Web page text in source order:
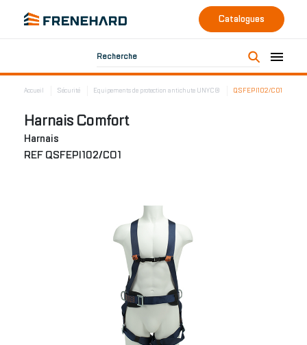
Recherche
Catalogues
Accueil Sécurité Equipements de protection antichute UNYC® QSFEPI102/CO1
Harnais Comfort
Harnais
REF QSFEPI102/CO1